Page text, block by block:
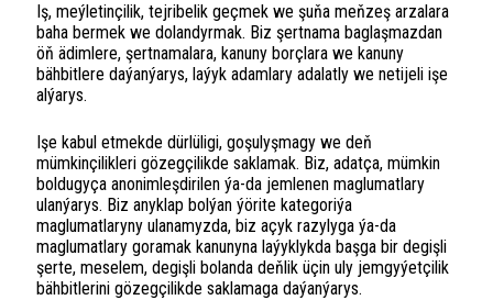
Iş, meýletinçilik, tejribelik geçmek we şuňa meňzeş arzalara
baha bermek we dolandyrmak. Biz şertnama baglaşmazdan
öň ädimlere, şertnamalara, kanuny borçlara we kanuny
bähbitlere daýanýarys, laýyk adamlary adalatly we netijeli işe
alýarys.
Işe kabul etmekde dürlüligi, goşulyşmagy we deň
mümkinçilikleri gözegçilikde saklamak. Biz, adatça, mümkin
boldugyça anonimleşdirilen ýa-da jemlenen maglumatlary
ulanýarys. Biz anyklap bolýan ýörite kategoriýa
maglumatlaryny ulanamyzda, biz açyk razylyga ýa-da
maglumatlary goramak kanunyna laýyklykda başga bir degişli
şerte, meselem, degişli bolanda deňlik üçin uly jemgyýetçilik
bähbitlerini gözegçilikde saklamaga daýanýarys.